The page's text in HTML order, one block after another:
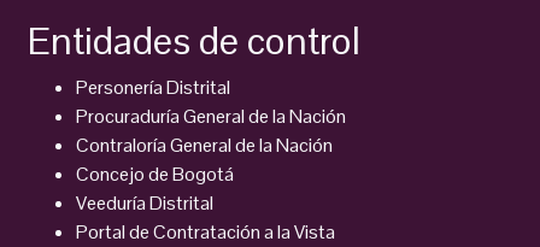
Entidades de control
Personería Distrital
Procuraduría General de la Nación
Contraloría General de la Nación
Concejo de Bogotá
Veeduría Distrital
Portal de Contratación a la Vista